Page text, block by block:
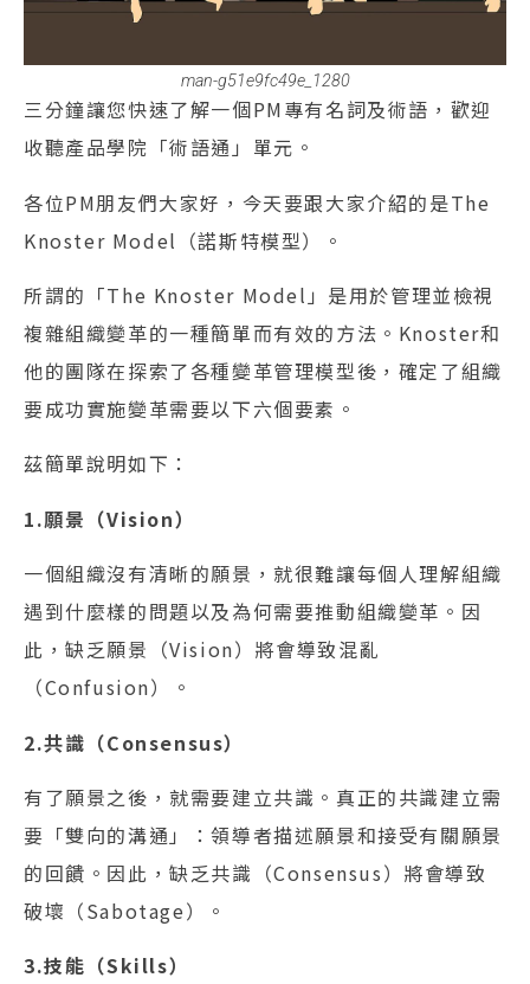
man-g51e9fc49e_1280
三分鐘讓您快速了解一個PM專有名詞及術語，歡迎
收聽產品學院「術語通」單元。
各位PM朋友們大家好，今天要跟大家介紹的是The
Knoster Model（諾斯特模型）。
所謂的「The Knoster Model」是用於管理並檢視
複雜組織變革的一種簡單而有效的方法。Knoster和
他的團隊在探索了各種變革管理模型後，確定了組織
要成功實施變革需要以下六個要素。
茲簡單說明如下：
1.願景（Vision）
一個組織沒有清晰的願景，就很難讓每個人理解組織
遇到什麼樣的問題以及為何需要推動組織變革。因
此，缺乏願景（Vision）將會導致混亂
（Confusion）。
2.共識（Consensus）
有了願景之後，就需要建立共識。真正的共識建立需
要「雙向的溝通」：領導者描述願景和接受有關願景
的回饋。因此，缺乏共識（Consensus）將會導致
破壞（Sabotage）。
3.技能（Skills）